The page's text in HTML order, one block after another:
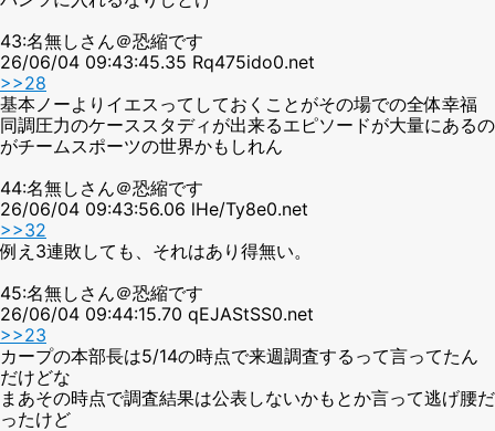
43:名無しさん＠恐縮です
26/06/04 09:43:45.35 Rq475ido0.net
>>28
基本ノーよりイエスってしておくことがその場での全体幸福
同調圧力のケーススタディが出来るエピソードが大量にあるの
がチームスポーツの世界かもしれん
44:名無しさん＠恐縮です
26/06/04 09:43:56.06 lHe/Ty8e0.net
>>32
例え3連敗しても、それはあり得無い。
45:名無しさん＠恐縮です
26/06/04 09:44:15.70 qEJAStSS0.net
>>23
カープの本部長は5/14の時点で来週調査するって言ってたん
だけどな
まあその時点で調査結果は公表しないかもとか言って逃げ腰だ
ったけど